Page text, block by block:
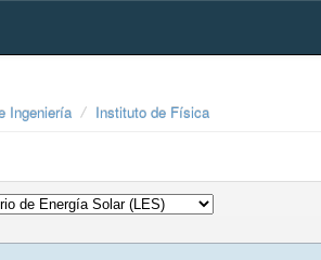
Ingeniería Instituto de Física